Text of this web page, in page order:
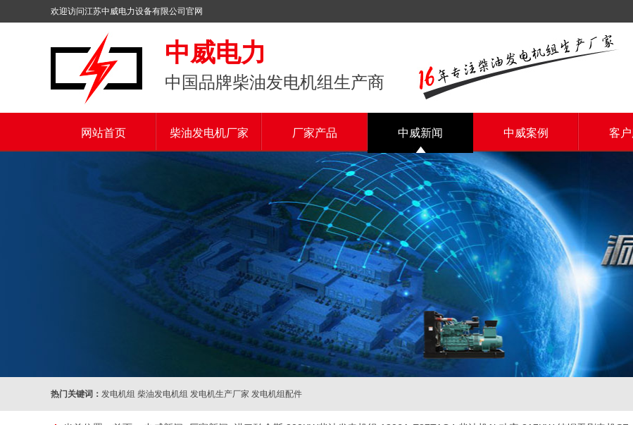
欢迎访问江苏中威电力设备有限公司官网
中威电力
中国品牌柴油发电机组生产商
网站首页 柴油发电机厂家 厂家产品 中威新闻 中威案例 客
热门关键词： 发电机组 柴油发电机组 发电机生产厂家 发电机组配件